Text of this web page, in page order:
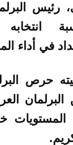
في أداء
حرص
البرلمان
المستويات